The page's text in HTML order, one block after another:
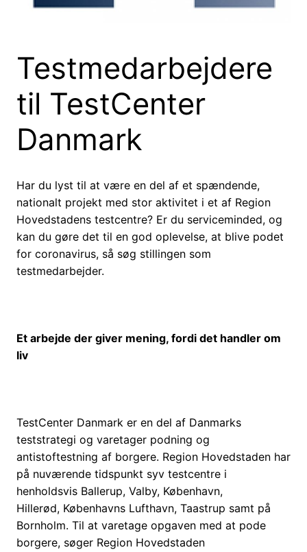
Testmedarbejdere
til TestCenter
Danmark
Har du lyst til at være en del af et spændende,
nationalt projekt med stor aktivitet i et af Region
Hovedstadens testcentre? Er du serviceminded, og
kan du gøre det til en god oplevelse, at blive podet
for coronavirus, så søg stillingen som
testmedarbejder.
Et arbejde der giver mening, fordi det handler om
liv
TestCenter Danmark er en del af Danmarks
teststrategi og varetager podning og
antistoftestning af borgere. Region Hovedstaden har
på nuværende tidspunkt syv testcentre i
henholdsvis Ballerup, Valby, København,
Hillerød, Københavns Lufthavn, Taastrup samt på
Bornholm. Til at varetage opgaven med at pode
borgere, søger Region Hovedstaden